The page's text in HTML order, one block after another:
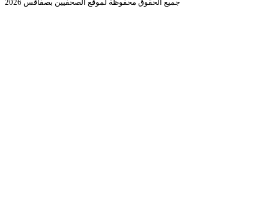
جميع الحقوق محفوظة لموقع الصحفيين بصفاقس 2026